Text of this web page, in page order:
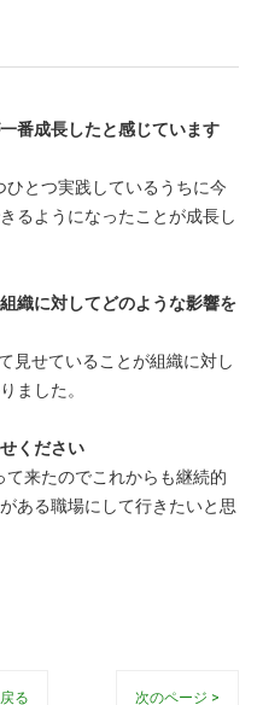
番成長したと感じています
とつ実践しているうちに今
るようになったことが成長し
織に対してどのような影響を
見せていることが組織に対し
ました。
ください
来たのでこれからも継続的
ある職場にして行きたいと思
る 次のページ >